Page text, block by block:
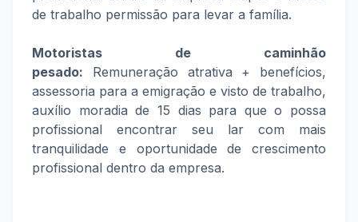
de trabalho permissão para levar a família.
Motoristas de caminhão
pesado: Remuneração atrativa + benefícios,
assessoria para a emigração e visto de trabalho,
auxílio moradia de 15 dias para que o possa
profissional encontrar seu lar com mais
tranquilidade e oportunidade de crescimento
profissional dentro da empresa.